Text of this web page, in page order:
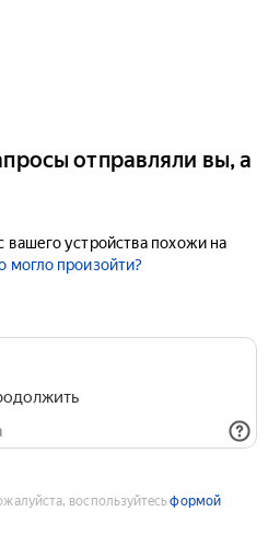
отправляли вы, а
вашего устройства похожи на
могло произойти?
воспользуйтесьформой